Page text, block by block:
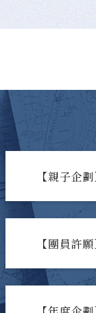
【親子企
【團員許